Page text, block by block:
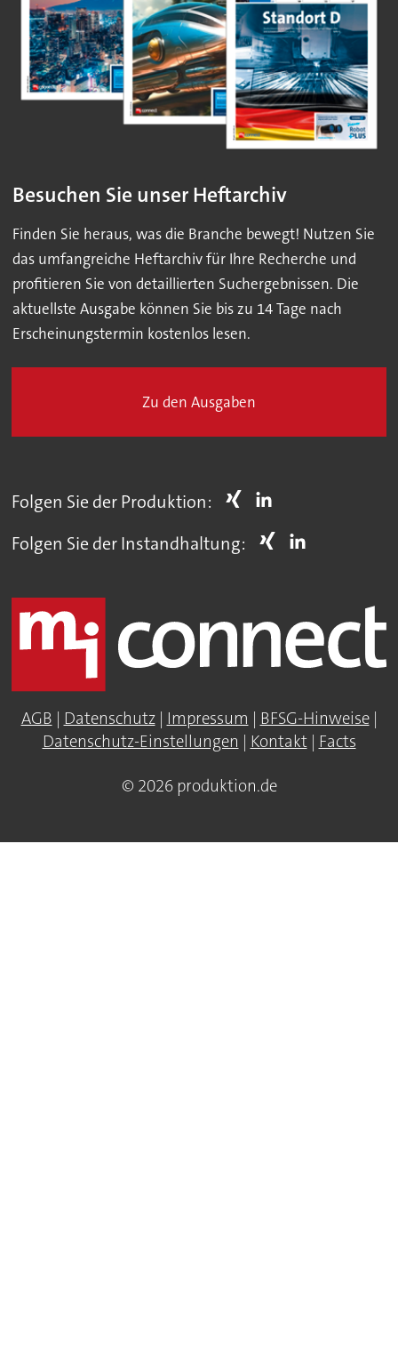
Besuchen Sie unser Heftarchiv
Finden Sie heraus, was die Branche bewegt! Nutzen Sie
das umfangreiche Heftarchiv für Ihre Recherche und
profitieren Sie von detaillierten Suchergebnissen. Die
aktuellste Ausgabe können Sie bis zu 14 Tage nach
Erscheinungstermin kostenlos lesen.
Zu den Ausgaben
Folgen Sie der Produktion:
Folgen Sie der Instandhaltung:
AGB | Datenschutz| Impressum | BFSG-Hinweise|
Datenschutz-Einstellungen | Kontakt| Facts
© 2026 produktion.de